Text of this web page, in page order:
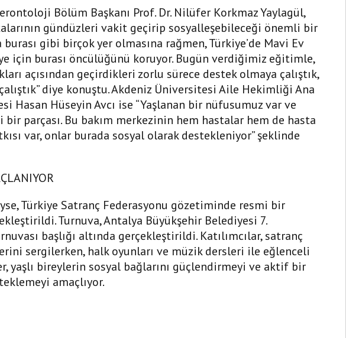
Bölüm Başkanı Prof. Dr. Nilüfer Korkmaz Yaylagül,
gündüzleri vakit geçirip sosyalleşebileceği önemli bir
burası gibi birçok yer olmasına rağmen, Türkiye’de Mavi Ev
için burası öncülüğünü koruyor. Bugün verdiğimiz eğitimle,
açısından geçirdikleri zorlu sürece destek olmaya çalıştık,
diye konuştu. Akdeniz Üniversitesi Aile Hekimliği Ana
Hasan Hüseyin Avcı ise “Yaşlanan bir nüfusumuz var ve
parçası. Bu bakım merkezinin hem hastalar hem de hasta
var, onlar burada sosyal olarak destekleniyor” şeklinde
Türkiye Satranç Federasyonu gözetiminde resmi bir
Turnuva, Antalya Büyükşehir Belediyesi 7.
başlığı altında gerçekleştirildi. Katılımcılar, satranç
sergilerken, halk oyunları ve müzik dersleri ile eğlenceli
yaşlı bireylerin sosyal bağlarını güçlendirmeyi ve aktif bir
amaçlıyor.